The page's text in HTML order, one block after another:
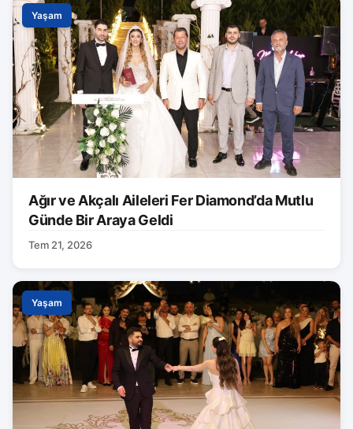
Yaşam
Ağır ve Akçalı Aileleri Fer Diamond’da Mutlu
Günde Bir Araya Geldi
Tem 21, 2026
Yaşam